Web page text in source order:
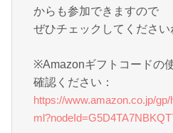
からも参加できますので
ぜひチェックしてください
※Amazonギフトコードの
確認ください：
https://www.amazon.co.jp/